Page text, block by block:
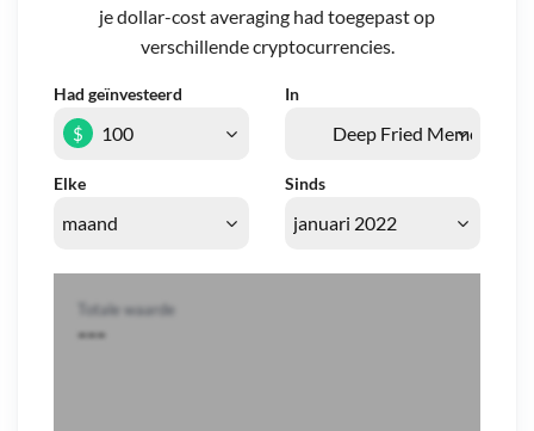
je dollar-cost averaging had toegepast op
verschillende cryptocurrencies.
Had geïnvesteerd In
Elke Sinds
$
Totale waarde
---